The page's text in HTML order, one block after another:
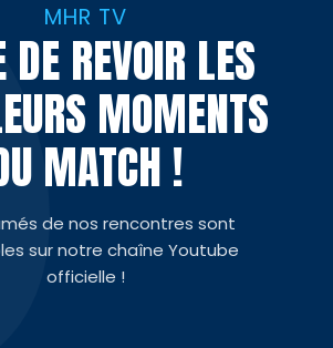
MHR TV
DE REVOIR LES
MOMENTS
MATCH !
de nos rencontres sont
sur notre chaîne Youtube
officielle !